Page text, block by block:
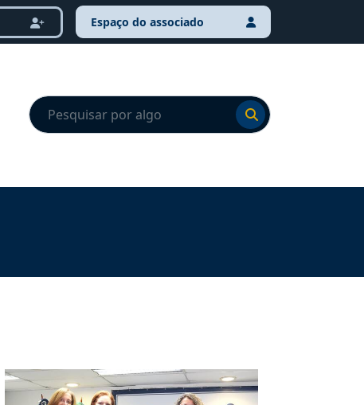
Espaço do associado
Ir para o resultado
Ir para o resultado